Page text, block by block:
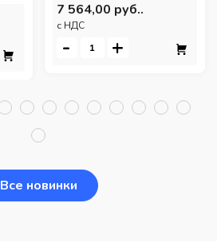
7 564,00 руб..
c НДС
- +
Все новинки